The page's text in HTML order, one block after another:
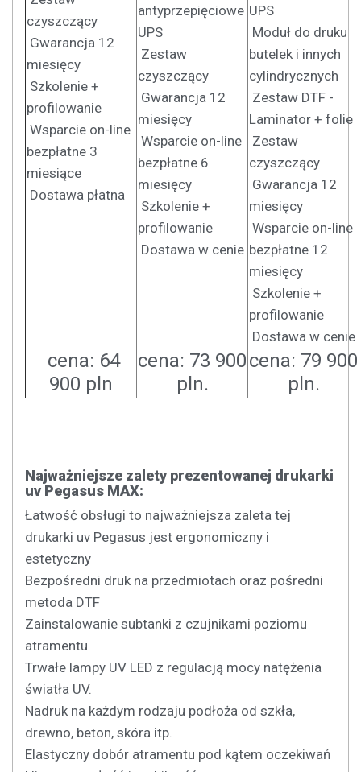
czyszczący
Gwarancja 12
miesięcy
Szkolenie +
profilowanie
Wsparcie on-line
bezpłatne 3
miesiące
Dostawa płatna
antyprzepięciowe
UPS
Zestaw
czyszczący
Gwarancja 12
miesięcy
Wsparcie on-line
bezpłatne 6
miesięcy
Szkolenie +
profilowanie
Dostawa w cenie
UPS
Moduł do druku
butelek i innych
cylindrycznych
Zestaw DTF -
Laminator + folie
Zestaw
czyszczący
Gwarancja 12
miesięcy
Wsparcie on-line
bezpłatne 12
miesięcy
Szkolenie +
profilowanie
Dostawa w cenie
cena: 64
900 pln
cena: 73 900
pln.
cena: 79 900
pln.
Najważniejsze zalety prezentowanej drukarki
uv Pegasus MAX:
Łatwość obsługi to najważniejsza zaleta tej
drukarki uv Pegasus jest ergonomiczny i
estetyczny
Bezpośredni druk na przedmiotach oraz pośredni
metoda DTF
Zainstalowanie subtanki z czujnikami poziomu
atramentu
Trwałe lampy UV LED z regulacją mocy natężenia
światła UV.
Nadruk na każdym rodzaju podłoża od szkła,
drewno, beton, skóra itp.
Elastyczny dobór atramentu pod kątem oczekiwań